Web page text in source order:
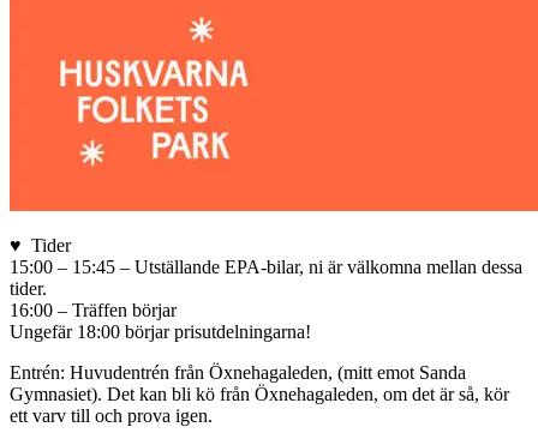
♥ Tider
15:00 – 15:45 – Utställande EPA-bilar, ni är välkomna mellan dessa
tider.
16:00 – Träffen börjar
Ungefär 18:00 börjar prisutdelningarna!
Entrén: Huvudentrén från Öxnehagaleden, (mitt emot Sanda
Gymnasiet). Det kan bli kö från Öxnehagaleden, om det är så, kör
ett varv till och prova igen.